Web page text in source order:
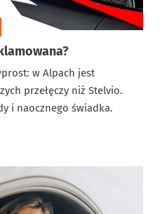
w Alpach jest
przełęczy niż Stelvio.
i naocznego świadka.